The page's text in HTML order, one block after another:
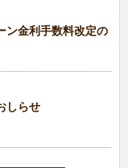
ン金利手数料改定の
しらせ